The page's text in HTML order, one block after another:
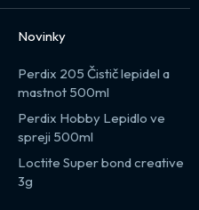
Novinky
Perdix 205 Čistič lepidel a
mastnot 500ml
Perdix Hobby Lepidlo ve
spreji 500ml
Loctite Super bond creative
3g